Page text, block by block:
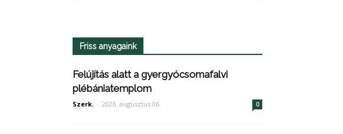
Friss anyagaink
Felújítás alatt a gyergyócsomafalvi
plébániatemplom
Szerk. - 2026. augusztus 06. 0